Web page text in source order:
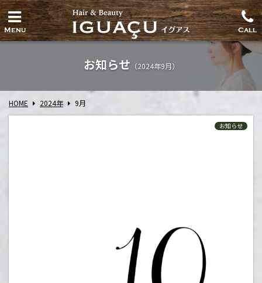
Menu Call
お知らせ （2024年9月）
HOME 2024年 9月
お知らせ